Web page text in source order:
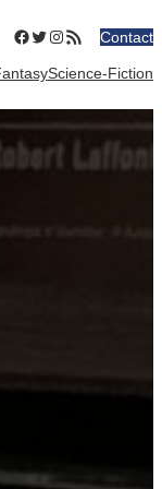
Facebook
Twitter
Instagram
Flux RSSContact
Science-Fiction